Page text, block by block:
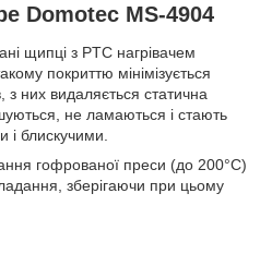
Domotec MS-4904
щипці з PTC нагрівачем
покриттю мінімізується
з них видаляється статична
не ламаються і стають
і блискучими.
гофрованої преси (до 200°C)
зберігаючи при цьому